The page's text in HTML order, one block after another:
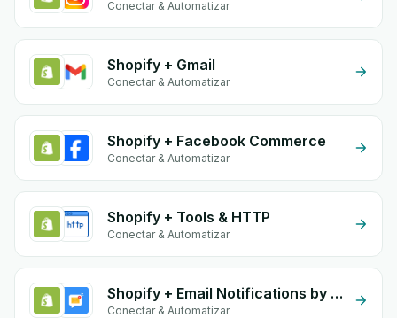
Conectar & Automatizar
Shopify + Gmail
Conectar & Automatizar
Shopify + Facebook Commerce
Conectar & Automatizar
Shopify + Tools & HTTP
Conectar & Automatizar
Shopify + Email Notifications by eGrow
Conectar & Automatizar